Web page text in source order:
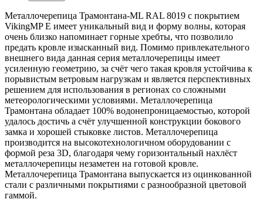
Металлочерепица Трамонтана-ML RAL 8019 с покрытием
VikingMP E имеет уникальный вид и форму волны, которая
очень близко напоминает горные хребты, что позволило
предать кровле изысканный вид. Помимо привлекательного
внешнего вида данная серия металлочерепицы имеет
усиленную геометрию, за счёт чего такая кровля устойчива к
порывистым ветровым нагрузкам и является перспективных
решением для использования в регионах со сложными
метеорологическими условиями. Металлочерепица
Трамонтана обладает 100% водонепроницаемостью, которой
удалось достичь а счёт улучшенной конструкции бокового
замка и хорошей стыковке листов. Металлочерепица
производится на высокотехнологичном оборудовании с
формой реза 3D, благодаря чему горизонтальный нахлёст
металлочерепицы незаметен на готовой кровле.
Металлочерепица Трамонтана выпускается из оцинкованной
стали с различными покрытиями с разнообразной цветовой
гаммой.